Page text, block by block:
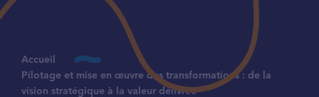
Accueil
Pilotage et mise en œuvre des transformations : de la
vision stratégique à la valeur délivrée